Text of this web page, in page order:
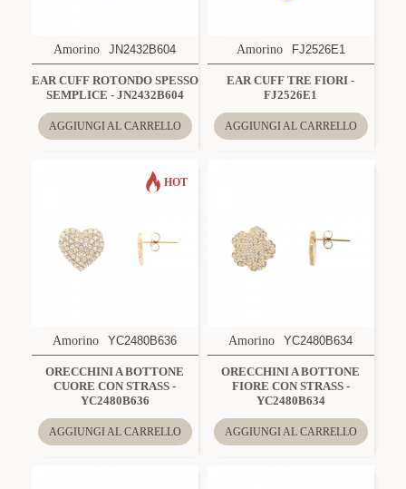
Amorino JN2432B604
EAR CUFF ROTONDO SPESSO
SEMPLICE - JN2432B604
AGGIUNGI AL CARRELLO
Amorino FJ2526E1
EAR CUFF TRE FIORI -
FJ2526E1
AGGIUNGI AL CARRELLO
HOT
Amorino YC2480B636
ORECCHINI A BOTTONE
CUORE CON STRASS -
YC2480B636
AGGIUNGI AL CARRELLO
Amorino YC2480B634
ORECCHINI A BOTTONE
FIORE CON STRASS -
YC2480B634
AGGIUNGI AL CARRELLO